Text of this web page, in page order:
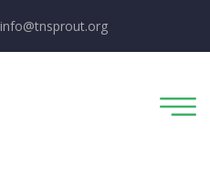
info@tnsprout.org